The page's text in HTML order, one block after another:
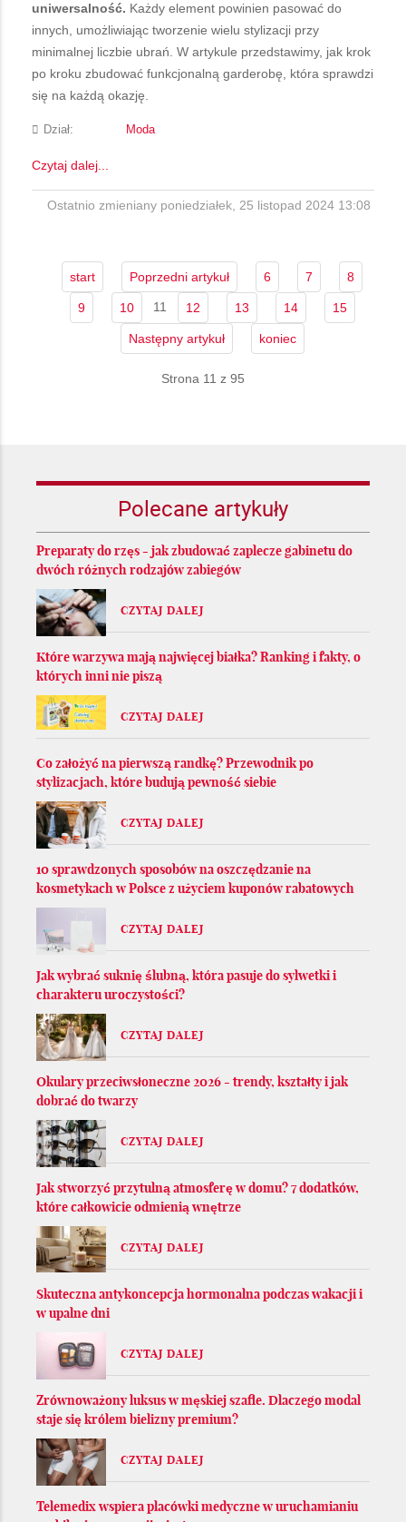
uniwersalność. Każdy element powinien pasować do
innych, umożliwiając tworzenie wielu stylizacji przy
minimalnej liczbie ubrań. W artykule przedstawimy, jak krok
po kroku zbudować funkcjonalną garderobę, która sprawdzi
się na każdą okazję.
Dział: Moda
Czytaj dalej...
Ostatnio zmieniany poniedziałek, 25 listopad 2024 13:08
start Poprzedni artykuł 6 7 8
9 10 11 12 13 14 15
Następny artykuł koniec
Strona 11 z 95
Polecane artykuły
Preparaty do rzęs - jak zbudować zaplecze gabinetu do
dwóch różnych rodzajów zabiegów
CZYTAJ DALEJ
Które warzywa mają najwięcej białka? Ranking i fakty, o
których inni nie piszą
CZYTAJ DALEJ
Co założyć na pierwszą randkę? Przewodnik po
stylizacjach, które budują pewność siebie
CZYTAJ DALEJ
10 sprawdzonych sposobów na oszczędzanie na
kosmetykach w Polsce z użyciem kuponów rabatowych
CZYTAJ DALEJ
Jak wybrać suknię ślubną, która pasuje do sylwetki i
charakteru uroczystości?
CZYTAJ DALEJ
Okulary przeciwsłoneczne 2026 - trendy, kształty i jak
dobrać do twarzy
CZYTAJ DALEJ
Jak stworzyć przytulną atmosferę w domu? 7 dodatków,
które całkowicie odmienią wnętrze
CZYTAJ DALEJ
Skuteczna antykoncepcja hormonalna podczas wakacji i
w upalne dni
CZYTAJ DALEJ
Zrównoważony luksus w męskiej szafie. Dlaczego modal
staje się królem bielizny premium?
CZYTAJ DALEJ
Telemedix wspiera placówki medyczne w uruchamianiu